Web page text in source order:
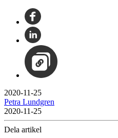
2020-11-25
Petra Lundgren
2020-11-25
Dela artikel